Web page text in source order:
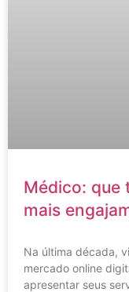
Médico: que
mais
Na última década,
mercado online
apresentar seus